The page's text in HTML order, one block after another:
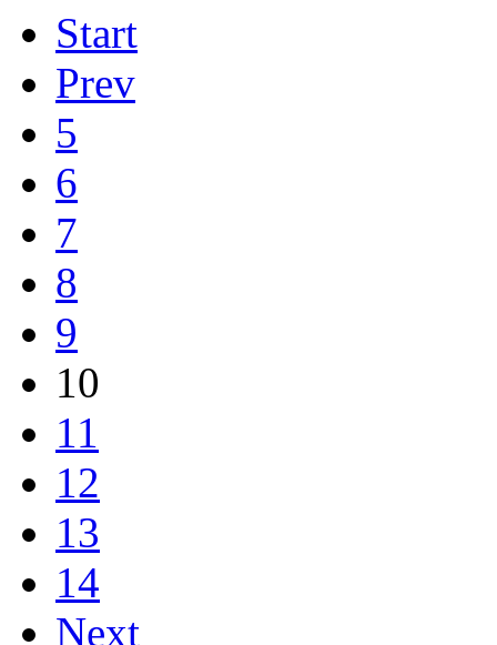
Start
Prev
5
6
7
8
9
10
11
12
13
14
Next